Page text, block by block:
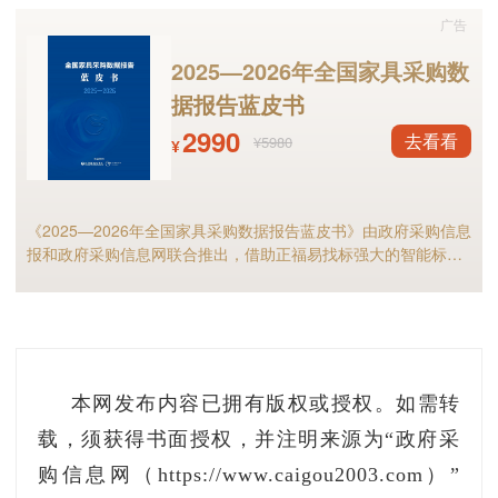
能严重危害国家安全、国计民生、公共利益的重
要网络设施、信息系统等。
“关键信息基础设施，可以说是当前经济社会
发展的核心动力，也是网络安全的重中之重。
安全保护工作提供了有力的法治保障。”国家电子
政务质检中心主任李荔说，《条例》中提到，电
子政务、公共服务等重点行业和领域的关键信息
家安全的，应当按规定通过安全审查。可见《条
例》的发布对网络产品和服务的安全能力提出了
更高的要求。
2025—2026年全国家具采购数
据报告蓝皮书
¥2990 ¥5980 去看看
《2025—2026年全国家具采购数据报告蓝皮书》由政府采购信息
报和政府采购信息网联合推出，借助正福易找标强大的智能标讯
广告
本网发布内容已拥有版权或授权。如需转
载，须获得书面授权，并注明来源为“政府采
购信息网（https://www.caigou2003.com）”